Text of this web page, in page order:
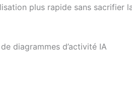
plus rapide sans sacrifier
diagrammes d’activité IA